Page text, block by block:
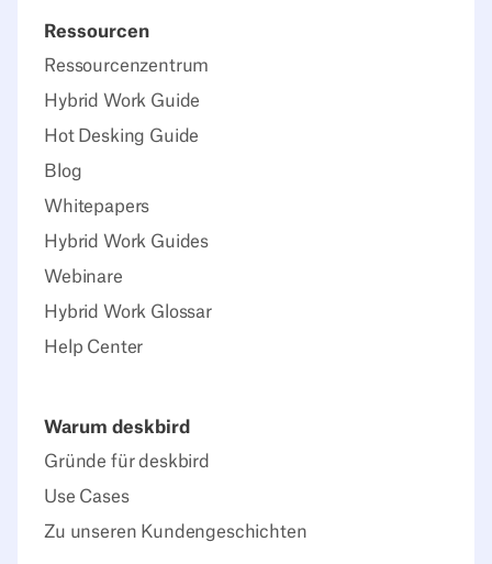
Ressourcen
Ressourcenzentrum
Hybrid Work Guide
Hot Desking Guide
Blog
Whitepapers
Hybrid Work Guides
Webinare
Hybrid Work Glossar
Help Center
Warum deskbird
Gründe für deskbird
Use Cases
Zu unseren Kundengeschichten